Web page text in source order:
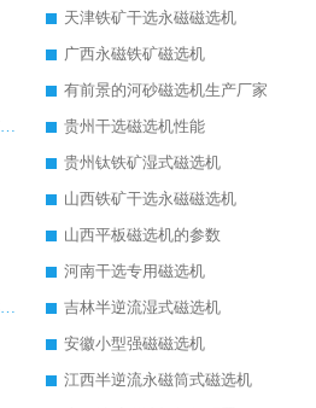
天津铁矿干选永磁磁选机
广西永磁铁矿磁选机
有前景的河砂磁选机生产厂家
什么牌子的河砂磁选机选矿效果好
贵州干选磁选机性能
贵州钛铁矿湿式磁选机
山西铁矿干选永磁磁选机
山西平板磁选机的参数
河南干选专用磁选机
贵州矿山用干选磁选机怎样调磁
吉林半逆流湿式磁选机
安徽小型强磁磁选机
江西半逆流永磁筒式磁选机